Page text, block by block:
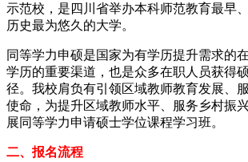
示范校，是四川省举办本科师范教育最早
历史最为悠久的大学。
同等学力申硕是国家为有学历提升需求的
学历的重要渠道，也是众多在职人员获得
径。我校肩负有引领区域教师教育发展、
使命，为提升区域教师水平、服务乡村振
展同等学力申请硕士学位课程学习班。
二、报名流程